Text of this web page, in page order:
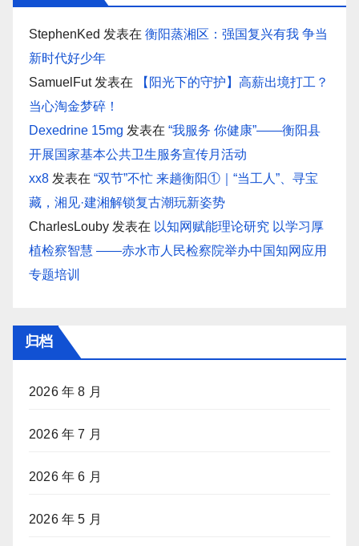
StephenKed 发表在 衡阳蒸湘区：强国复兴有我 争当
新时代好少年
SamuelFut发表在
【阳光下的守护】高薪出境打工？
当心淘金梦碎！
Dexedrine 15mg 发表在 “我服务 你健康”——衡阳县
开展国家基本公共卫生服务宣传月活动
xx8 发表在 “双节”不忙 来趟衡阳①｜“当工人”、寻宝
藏，湘见·建湘解锁复古潮玩新姿势
CharlesLouby 发表在 以知网赋能理论研究 以学习厚
植检察智慧 ——赤水市人民检察院举办中国知网应用
专题培训
归档
2026 年 8 月
2026 年 7 月
2026 年 6 月
2026 年 5 月